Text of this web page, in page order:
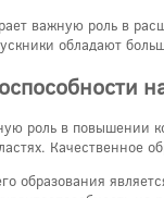
важную роль в
обладают
роль в повышении
Качественное
образования